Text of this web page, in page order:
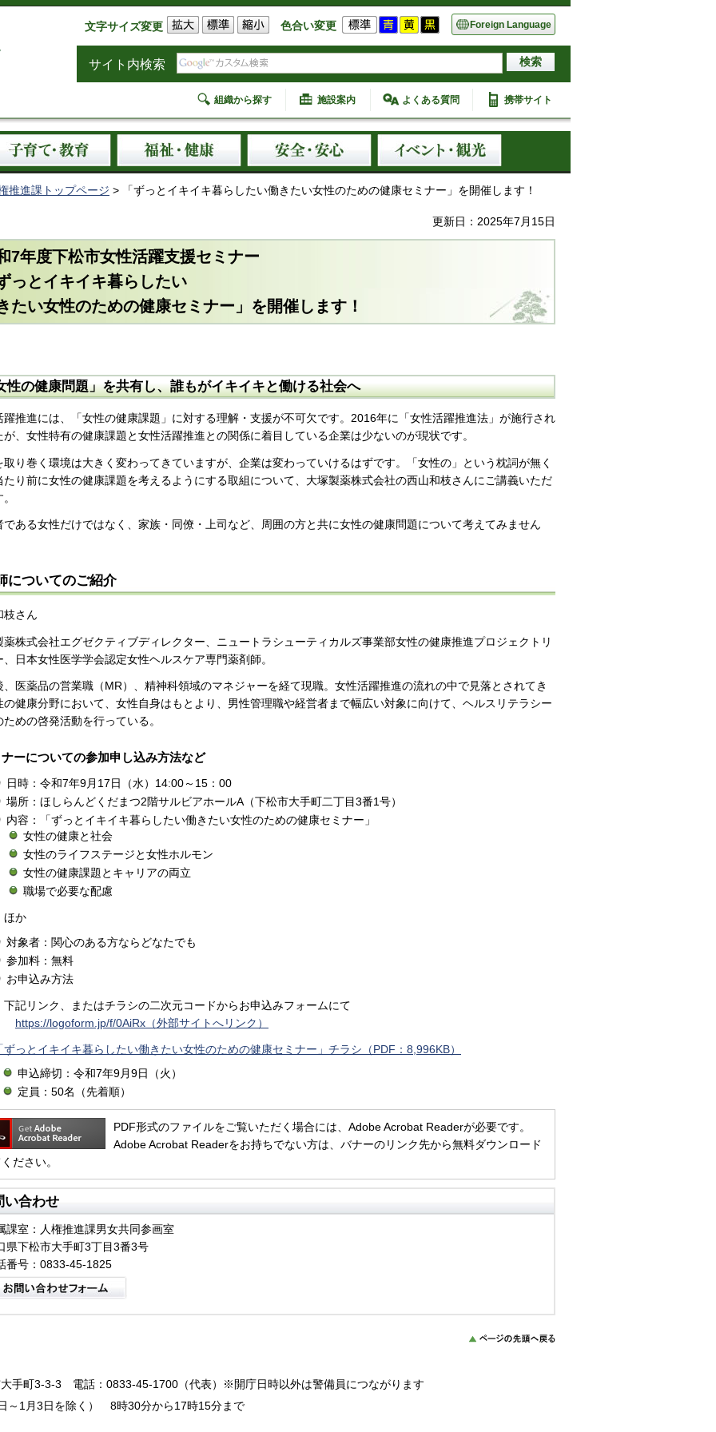
文字サイズ変更 色合い変更 Foreign Language
サイト内検索
組織から探す 施設案内 よくある質問 携帯サイト
推進課トップページ > 「ずっとイキイキ暮らしたい働きたい女性のための健康セミナー」を開催します！
更新日：2025年7月15日
7年度下松市女性活躍支援セミナー
っとイキイキ暮らしたい
たい女性のための健康セミナー」を開催します！
性の健康問題」を共有し、誰もがイキイキと働ける社会へ
躍推進には、「女性の健康課題」に対する理解・支援が不可欠です。2016年に「女性活躍推進法」が施行され
が、女性特有の健康課題と女性活躍推進との関係に着目している企業は少ないのが現状です。
取り巻く環境は大きく変わってきていますが、企業は変わっていけるはずです。「女性の」という枕詞が無く
たり前に女性の健康課題を考えるようにする取組について、大塚製薬株式会社の西山和枝さんにご講義いただ
である女性だけではなく、家族・同僚・上司など、周囲の方と共に女性の健康問題について考えてみません
についてのご紹介
枝さん
薬株式会社エグゼクティブディレクター、ニュートラシューティカルズ事業部女性の健康推進プロジェクトリ
、日本女性医学学会認定女性ヘルスケア専門薬剤師。
、医薬品の営業職（MR）、精神科領域のマネジャーを経て現職。女性活躍推進の流れの中で見落とされてき
の健康分野において、女性自身はもとより、男性管理職や経営者まで幅広い対象に向けて、ヘルスリテラシー
ための啓発活動を行っている。
ーについての参加申し込み方法など
日時：令和7年9月17日（水）14:00～15：00
場所：ほしらんどくだまつ2階サルビアホールA（下松市大手町二丁目3番1号）
内容：「ずっとイキイキ暮らしたい働きたい女性のための健康セミナー」
女性の健康と社会
女性のライフステージと女性ホルモン
女性の健康課題とキャリアの両立
職場で必要な配慮
ほか
対象者：関心のある方ならどなたでも
参加料：無料
お申込み方法
下記リンク、またはチラシの二次元コードからお申込みフォームにて
https://logoform.jp/f/0AiRx（外部サイトへリンク）
ずっとイキイキ暮らしたい働きたい女性のための健康セミナー」チラシ（PDF：8,996KB）
申込締切：令和7年9月9日（火）
定員：50名（先着順）
PDF形式のファイルをご覧いただく場合には、Adobe Acrobat Readerが必要です。
Adobe Acrobat Readerをお持ちでない方は、バナーのリンク先から無料ダウンロード
ださい。
い合わせ
課室：人権推進課男女共同参画室
県下松市大手町3丁目3番3号
番号：0833-45-1825
手町3-3-3
電話：0833-45-1700（代表）※開庁日時以外は警備員につながります
～1月3日を除く） 8時30分から17時15分まで